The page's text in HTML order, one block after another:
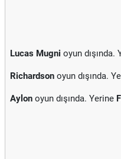
Lucas Mugni oyun dışında.
Richardson oyun dışında.
Aylon oyun dışında. Yerine